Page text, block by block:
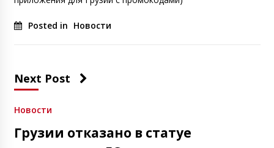
Posted in Новости
Next Post
Новости
Грузии отказано в статуе